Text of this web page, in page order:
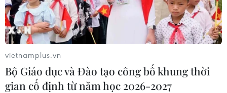
thái của loài hoa tinh khiết, thanh cao ày
vietnamplus.vn
Bộ Giáo dục và Đào tạo công bố khung thời
gian cố định từ năm học 2026-2027